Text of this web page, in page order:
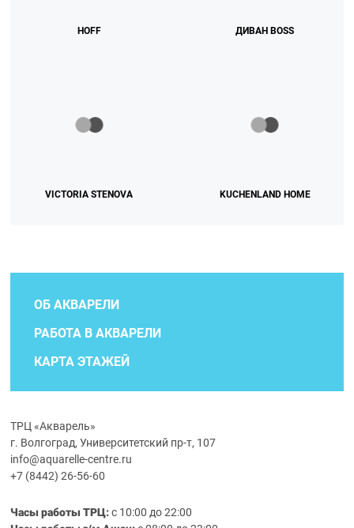
HOFF ДИВАН BOSS
VICTORIA STENOVA KUCHENLAND HOME
ОБ АКВАРЕЛИ
РАБОТА В АКВАРЕЛИ
КАРТА ЭТАЖЕЙ
ТРЦ «Акварель»
г. Волгоград, Университетский пр-т, 107
info@aquarelle-centre.ru
+7 (8442) 26-56-60
Часы работы ТРЦ:с 10:00 до 22:00